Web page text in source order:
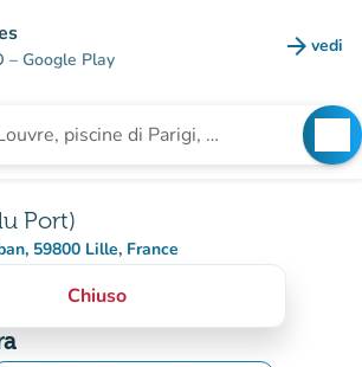
– Google Play arrow_forward vedi
Port)
59800 Lille, France
(apri in Google Maps)
(nuova scheda)
Chiuso